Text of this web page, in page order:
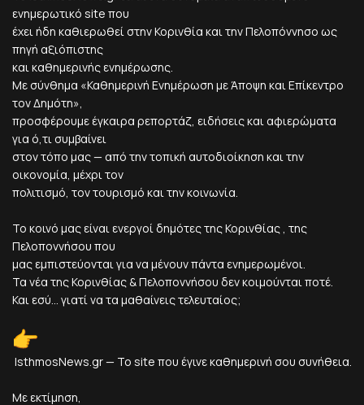
ενημερωτικό site που
έχει ήδη καθιερωθεί στην Κορινθία και την Πελοπόννησο ως
πηγή αξιόπιστης
και καθημερινής ενημέρωσης.
Με σύνθημα «Καθημερινή Ενημέρωση με Άποψη και Επίκεντρο
τον Δημότη»,
προσφέρουμε έγκαιρα ρεπορτάζ, ειδήσεις και αφιερώματα
για ό,τι συμβαίνει
στον τόπο μας — από την τοπική αυτοδιοίκηση και την
οικονομία, μέχρι τον
πολιτισμό, τον τουρισμό και την κοινωνία.
Το κοινό μας είναι ενεργοί δημότες της Κορινθίας , της
Πελοποννήσου που
μας εμπιστεύονται για να μένουν πάντα ενημερωμένοι.
Τα νέα της Κορινθίας & Πελοποννήσου δεν κοιμούνται ποτέ.
Και εσύ... γιατί να τα μαθαίνεις τελευταίος;
IsthmosNews.gr — Το site που έγινε καθημερινή σου συνήθεια.
Με εκτίμηση,